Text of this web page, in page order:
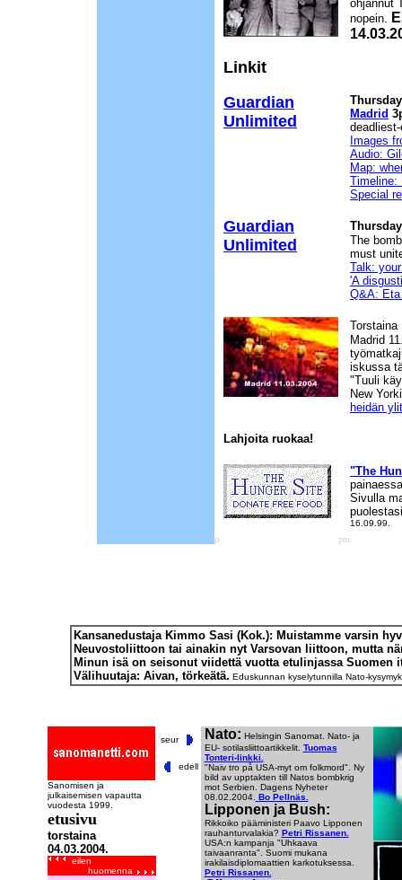
p
ohjannut
nopein.
Linkit
Guardian
Unlimited
Madrid
Images
Audio:
Map:
Timeline:
Special
Guardian
Unlimited
The
must
Talk:
'A
Q&A:
Torstaina
Madrid
iskussa
"Tuuli
New
heidän
Lahjoita ruokaa!
"The
Sivulla
16.09.99.
pm
Kansanedustaja Kimmo Sasi (Kok.): Muistamme varsin
Neuvostoliittoon tai ainakin nyt Varsovan liittoon, mutta
Minun isä on seisonut viidettä vuotta etulinjassa Suomen
Välihuutaja: Aivan, törkeätä. Eduskunnan kyselytunnilla Nato-
Sanomisen ja
julkaisemisen vapautta
vuodesta 1999.
etusivu
torstaina
04.03.2004.
eilen
huomenna
seur
edell
Nato: Helsingin Sanomat. Nato- ja
EU- sotilasliittoartikkelit. Tuomas
Tonteri-linkki.
"Naiv tro på USA-myt om folkmord". Ny
bild av upptakten till Natos bombkrig
mot Serbien. Dagens Nyheter
08.02.2004. Bo Pellnäs.
Lipponen ja Bush:
Rikkoiko pääministeri Paavo Lipponen
rauhanturvalakia? Petri Rissanen.
USA:n kampanja "Uhkaava
taivaanranta". Suomi mukana
irakilaisdiplomaattien karkotuksessa.
Petri Rissanen.